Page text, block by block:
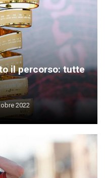
il percorso: tutte
2022